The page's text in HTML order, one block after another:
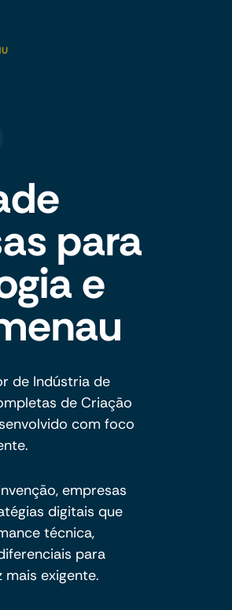
para
e
de Indústria de
de Criação
com foco
empresas
digitais que
técnica,
para
exigente.